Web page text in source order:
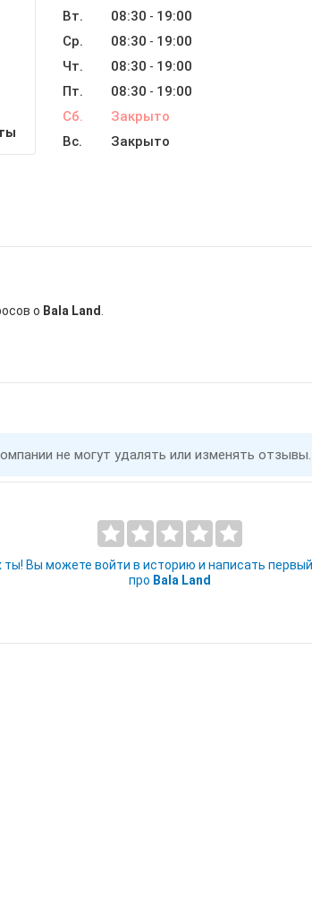
Вт.
08:30 - 19:00
Ср.
08:30 - 19:00
Чт.
08:30 - 19:00
Пт.
08:30 - 19:00
Сб.
Закрыто
Вс.
Закрыто
о Bala Land
не могут удалять или изменять отзывы.
ты! Вы можете войти в историю и написать
про Bala Land